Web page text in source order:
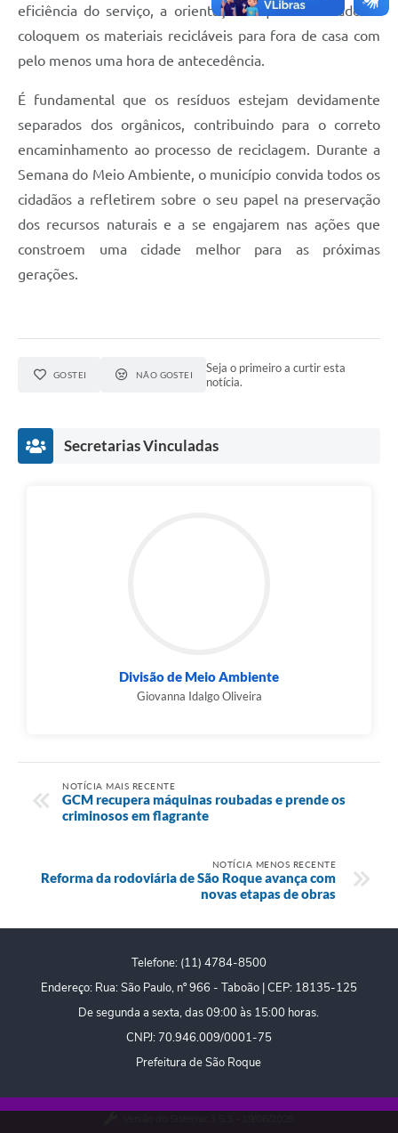
Departamento de Bem-Estar Social
Divisão de Rendas
Horários de Ônibus - Jundiá
Inscrições para o Castramóvel
Nota Fiscal de Serviço Eletrônica
Ouvidorias
Qualifica São Roque
Sala do Empreendedor - Licenciamento Municipal para MEI
eficiência do serviço, a orientação é que os moradores
coloquem os materiais recicláveis para fora de casa com
pelo menos uma hora de antecedência.
É fundamental que os resíduos estejam devidamente
separados dos orgânicos, contribuindo para o correto
encaminhamento ao processo de reciclagem. Durante a
Semana do Meio Ambiente, o município convida todos os
cidadãos a refletirem sobre o seu papel na preservação
dos recursos naturais e a se engajarem nas ações que
constroem uma cidade melhor para as próximas
gerações.
GOSTEI NÃO GOSTEI
Seja o primeiro a curtir esta
notícia.
Secretarias Vinculadas
Divisão de Meio Ambiente
Giovanna Idalgo Oliveira
NOTÍCIA MAIS RECENTE
GCM recupera máquinas roubadas e prende os
criminosos em flagrante
NOTÍCIA MENOS RECENTE
Reforma da rodoviária de São Roque avança com
novas etapas de obras
Telefone: (11) 4784-8500
Endereço: Rua: São Paulo, nº 966 - Taboão | CEP: 18135-125
De segunda a sexta, das 09:00 às 15:00 horas.
CNPJ: 70.946.009/0001-75
Prefeitura de São Roque